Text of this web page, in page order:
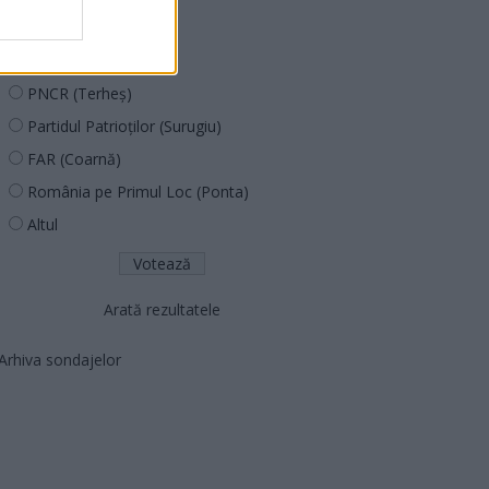
PNCR (Terheș)
Partidul Patrioților (Surugiu)
FAR (Coarnă)
România pe Primul Loc (Ponta)
Altul
Arată rezultatele
sondajelor